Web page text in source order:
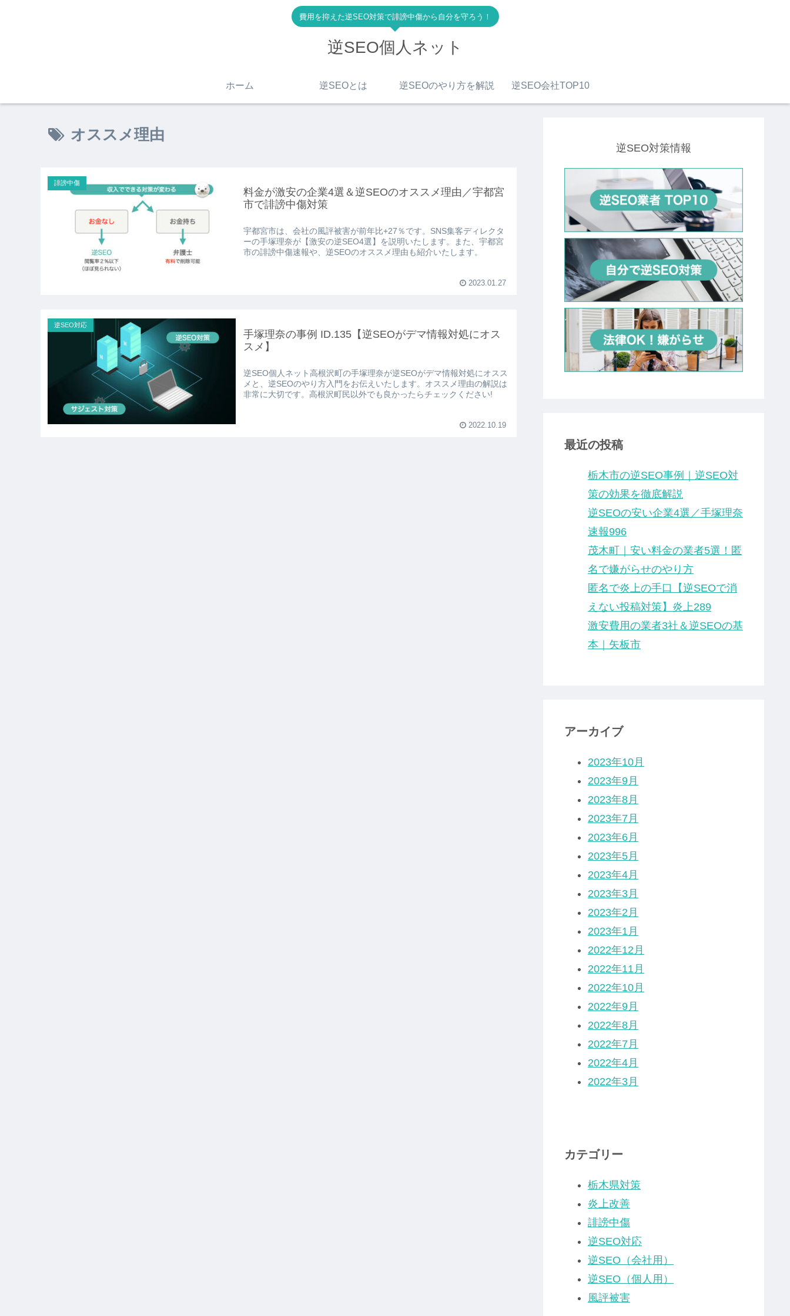
費用を抑えた逆SEO対策で誹謗中傷から自分を守ろう！
逆SEO個人ネット
ホーム 逆SEOとは 逆SEOのやり方を解説 逆SEO会社TOP10
オススメ理由
誹謗中傷
料金が激安の企業4選＆逆SEOのオススメ理由／宇都宮
市で誹謗中傷対策
宇都宮市は、会社の風評被害が前年比+27％です。SNS集客ディレクタ
ーの手塚理奈が【激安の逆SEO4選】を説明いたします。また、宇都宮
市の誹謗中傷速報や、逆SEOのオススメ理由も紹介いたします。
2023.01.27
逆SEO対応
手塚理奈の事例 ID.135【逆SEOがデマ情報対処にオス
スメ】
逆SEO個人ネット高根沢町の手塚理奈が逆SEOがデマ情報対処にオスス
メと、逆SEOのやり方入門をお伝えいたします。オススメ理由の解説は
非常に大切です。高根沢町民以外でも良かったらチェックください!
2022.10.19
逆SEO対策情報
最近の投稿
栃木市の逆SEO事例｜逆SEO対
策の効果を徹底解説
逆SEOの安い企業4選／手塚理奈
速報996
茂木町｜安い料金の業者5選！匿
名で嫌がらせのやり方
匿名で炎上の手口【逆SEOで消
えない投稿対策】炎上289
激安費用の業者3社＆逆SEOの基
本｜矢板市
アーカイブ
2023年10月
2023年9月
2023年8月
2023年7月
2023年6月
2023年5月
2023年4月
2023年3月
2023年2月
2023年1月
2022年12月
2022年11月
2022年10月
2022年9月
2022年8月
2022年7月
2022年4月
2022年3月
カテゴリー
栃木県対策
炎上改善
誹謗中傷
逆SEO対応
逆SEO（会社用）
逆SEO（個人用）
風評被害